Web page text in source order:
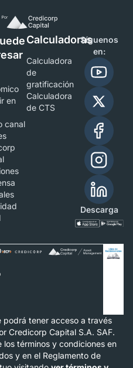
en
canal
Calculadoras
Calculadora
de
gratificación
Calculadora
de CTS
Síguenos
en:
Descarga
podrá tener acceso a través
Credicorp Capital S.A. SAF.
términos y condiciones en
y en el Reglamento de